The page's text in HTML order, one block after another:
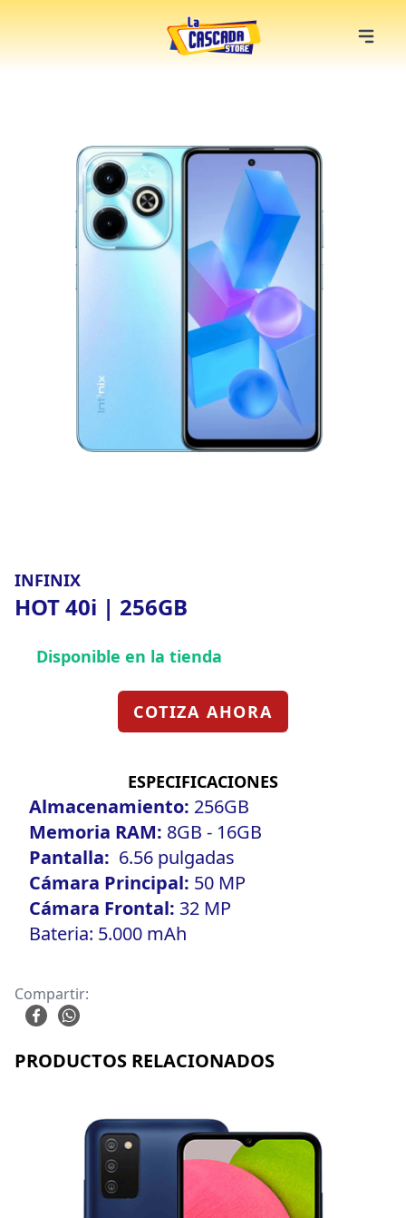
INFINIX
HOT 40i | 256GB
Disponible en la tienda
COTIZA AHORA
ESPECIFICACIONES
Almacenamiento: 256GB
Memoria RAM: 8GB - 16GB
Pantalla: 6.56 pulgadas
Cámara Principal: 50 MP
Cámara Frontal: 32 MP
Bateria: 5.000 mAh
Compartir:
PRODUCTOS RELACIONADOS